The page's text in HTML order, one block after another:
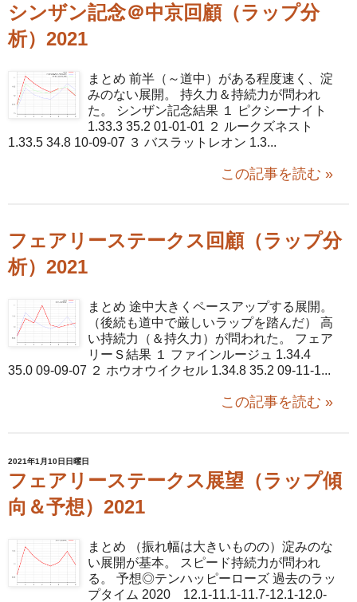
シンザン記念＠中京回顧（ラップ分
析）2021
まとめ 前半（～道中）がある程度速く、淀
みのない展開。 持久力＆持続力が問われ
た。 シンザン記念結果 １ ピクシーナイト
1.33.3 35.2 01-01-01 ２ ルークズネスト
1.33.5 34.8 10-09-07 ３ バスラットレオン 1.3...
この記事を読む »
フェアリーステークス回顧（ラップ分
析）2021
まとめ 途中大きくペースアップする展開。
（後続も道中で厳しいラップを踏んだ） 高
い持続力（＆持久力）が問われた。 フェア
リーＳ結果 １ ファインルージュ 1.34.4
35.0 09-09-07 ２ ホウオウイクセル 1.34.8 35.2 09-11-1...
この記事を読む »
2021年1月10日日曜日
フェアリーステークス展望（ラップ傾
向＆予想）2021
まとめ （振れ幅は大きいものの）淀みのな
い展開が基本。 スピード持続力が問われ
る。 予想◎テンハッピーローズ 過去のラッ
プタイム 2020 12.1-11.1-11.7-12.1-12.0-